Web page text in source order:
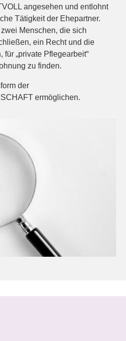
angesehen und entlohnt
Tätigkeit der Ehepartner.
Menschen, die sich
ein Recht und die
„private Pflegearbeit“
zu finden.
der
ermöglichen.